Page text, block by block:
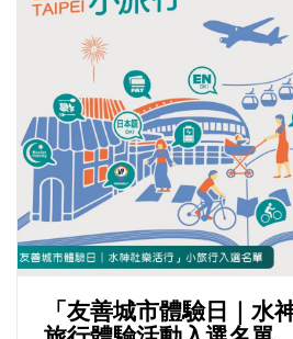
「友善城市體驗日｜水